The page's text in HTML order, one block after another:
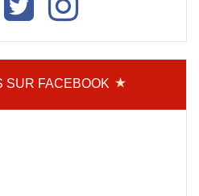
SUR FACEBOOK